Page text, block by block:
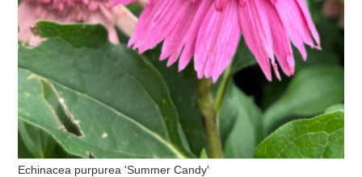
Echinacea purpurea 'Summer Candy'